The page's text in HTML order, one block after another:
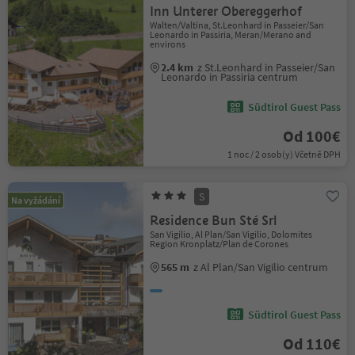
Inn Unterer Obereggerhof
Walten/Valtina, St.Leonhard in Passeier/San
Leonardo in Passiria, Meran/Merano and
environs
2.4 km z St.Leonhard in Passeier/San
Leonardo in Passiria centrum
Südtirol Guest Pass
Od 100€
1 noc / 2 osob(y) Včetně DPH
Na vyžádání S
Residence Bun Sté Srl
San Vigilio, Al Plan/San Vigilio, Dolomites
Region Kronplatz/Plan de Corones
565 m z Al Plan/San Vigilio centrum
Südtirol Guest Pass
Od 110€